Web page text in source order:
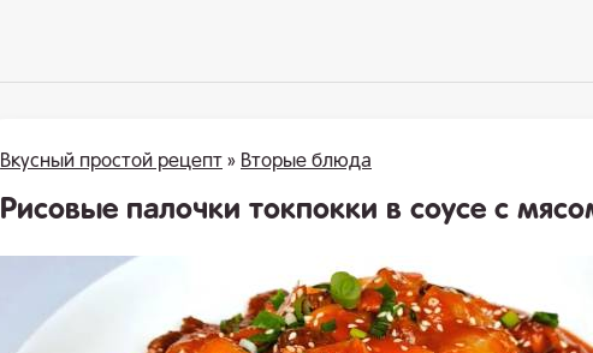
Вкусный простой рецепт » Вторые блюда
Рисовые палочки токпокки в соусе с